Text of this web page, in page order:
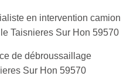
en intervention camion
Taisnieres Sur Hon 59570
de débroussaillage
Sur Hon 59570